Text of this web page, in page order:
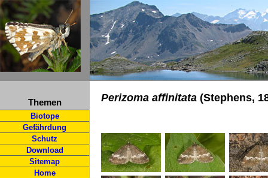
Themen
Biotope
Gefährdung
Schutz
Download
Sitemap
Home
Perizoma affinitata (Stephens,